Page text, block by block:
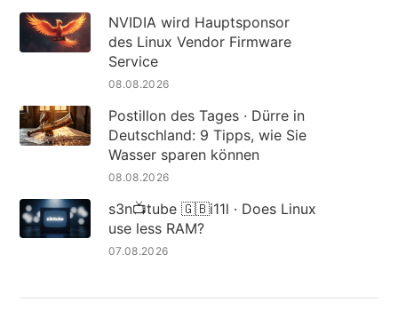
NVIDIA wird Hauptsponsor
des Linux Vendor Firmware
Service
08.08.2026
Postillon des Tages · Dürre in
Deutschland: 9 Tipps, wie Sie
Wasser sparen können
08.08.2026
s3n📺tube 🇬🇧i11l · Does Linux
use less RAM?
07.08.2026